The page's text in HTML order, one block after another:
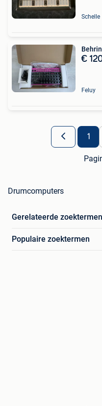
Schelle
€
Feluy
1
Drumcomputers
Gerelateerde zoektermen
Populaire zoektermen